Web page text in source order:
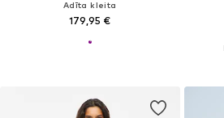
Adīta kleita
179,95 €